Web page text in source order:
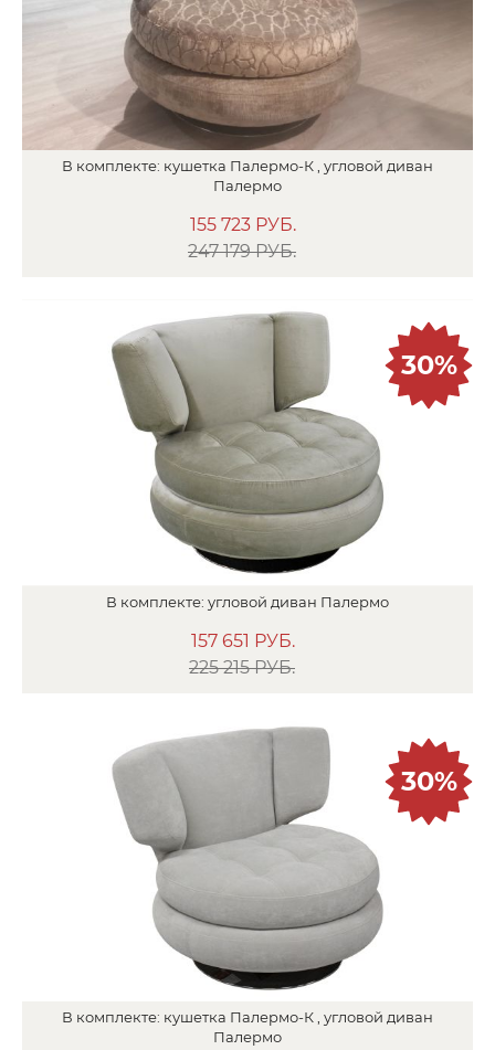
В комплекте: кушетка Палермо-К , угловой диван
Палермо
155 723 РУБ.
247 179 РУБ.
В комплекте: угловой диван Палермо
157 651 РУБ.
225 215 РУБ.
30%
В комплекте: кушетка Палермо-К , угловой диван
Палермо
30%